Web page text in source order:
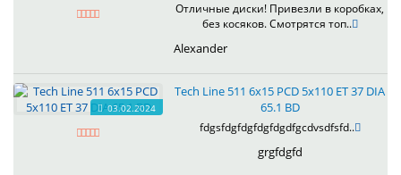
Отличные диски! Привезли в коробках,
без косяков. Смотрятся топ..
Alexander
03.02.2024
Tech Line 511 6x15 PCD 5x110 ET 37 DIA
65.1 BD
fdgsfdgfdgfdgfdgdfgcdvsdfsfd..
grgfdgfd